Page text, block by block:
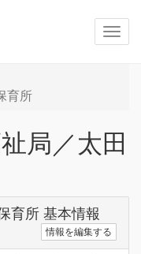
育所
局／太田
育所 基本情報
情報を編集する